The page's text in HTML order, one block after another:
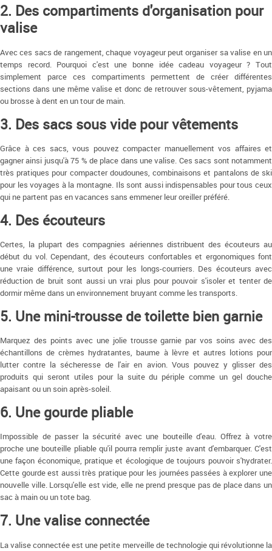
2. Des compartiments d'organisation pour
valise
Avec ces sacs de rangement, chaque voyageur peut organiser sa valise en un
temps record. Pourquoi c'est une bonne idée cadeau voyageur ? Tout
simplement parce ces compartiments permettent de créer différentes
sections dans une même valise et donc de retrouver sous-vêtement, pyjama
ou brosse à dent en un tour de main.
3. Des sacs sous vide pour vêtements
Grâce à ces sacs, vous pouvez compacter manuellement vos affaires et
gagner ainsi jusqu'à 75 % de place dans une valise. Ces sacs sont notamment
très pratiques pour compacter doudounes, combinaisons et pantalons de ski
pour les voyages à la montagne. Ils sont aussi indispensables pour tous ceux
qui ne partent pas en vacances sans emmener leur oreiller préféré.
4. Des écouteurs
Certes, la plupart des compagnies aériennes distribuent des écouteurs au
début du vol. Cependant, des écouteurs confortables et ergonomiques font
une vraie différence, surtout pour les longs-courriers. Des écouteurs avec
réduction de bruit sont aussi un vrai plus pour pouvoir s'isoler et tenter de
dormir même dans un environnement bruyant comme les transports.
5. Une mini-trousse de toilette bien garnie
Marquez des points avec une jolie trousse garnie par vos soins avec des
échantillons de crèmes hydratantes, baume à lèvre et autres lotions pour
lutter contre la sécheresse de l'air en avion. Vous pouvez y glisser des
produits qui seront utiles pour la suite du périple comme un gel douche
apaisant ou un soin après-soleil.
6. Une gourde pliable
Impossible de passer la sécurité avec une bouteille d'eau. Offrez à votre
proche une bouteille pliable qu'il pourra remplir juste avant d'embarquer. C'est
une façon économique, pratique et écologique de toujours pouvoir s'hydrater.
Cette gourde est aussi très pratique pour les journées passées à explorer une
nouvelle ville. Lorsqu'elle est vide, elle ne prend presque pas de place dans un
sac à main ou un tote bag.
7. Une valise connectée
La valise connectée est une petite merveille de technologie qui révolutionne la